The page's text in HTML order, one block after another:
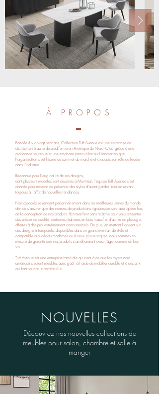
À PROPOS
Fondée il y a vingt-sept ans, Collection Tuff Avenue est une entreprise de
distribution établie de pied ferme en Amérique du Nord. C’est grâce à une
croissance soutenue et une emphase particulière sur l’innovation que
l’organisation s’est hissée au sommet du marché et a acquis son rôle de leader
dans l’industrie.
Reconnue pour l’originalité de ses designs,
dont plusieurs modèles sont dessinés à Montréal, l’équipe Tuff Avenue s’est
donnée pour mission de présenter des styles d’avant-gardes, tout en restant
toujours à l’affût de nouvelles tendances.
Nos associés se rendent personnellement dans les meilleures usines du monde
afin de s’assurer que des normes de productions rigoureuses sont appliquées lors
de la conception de nos produits. Ils travaillent sans relâche pour vous présenter
des pièces de qualité, certaines réalisées en bois massif et d’autres en placage,
offertes à des prix extrêmement concurrentiels. De plus, en mettant l’accent sur
des designs intemporels, disponibles dans un grand éventail de style et
compatible aux décors modernes ou à ceux plus rustiques, nous sommes en
mesure de garantir que nos produits s’amélioreront avec l’âge, comme un bon
vin.
Tuff Avenue est une entreprise familiale qui tient à ce que les foyers nord-
américains soient meublés avec goût, à l’aide de mobilier durable et à des prix
qui font sourire le portefeuille.
NOUVELLES
Découvrez nos nouvelles collections de
meubles pour salon, chambre et salle à
manger